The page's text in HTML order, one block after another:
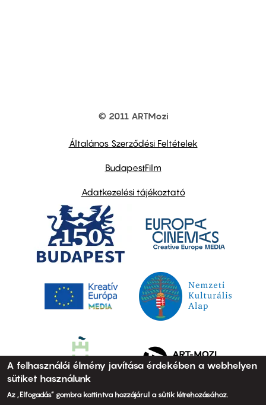
© 2011 ARTMozi
Általános Szerződési Feltételek
BudapestFilm
Adatkezelési tájékoztató
A felhasználói élmény javítása érdekében a webhelyen
sütiket használunk
Az „Elfogadás” gombra kattintva hozzájárul a sütik létrehozásához.